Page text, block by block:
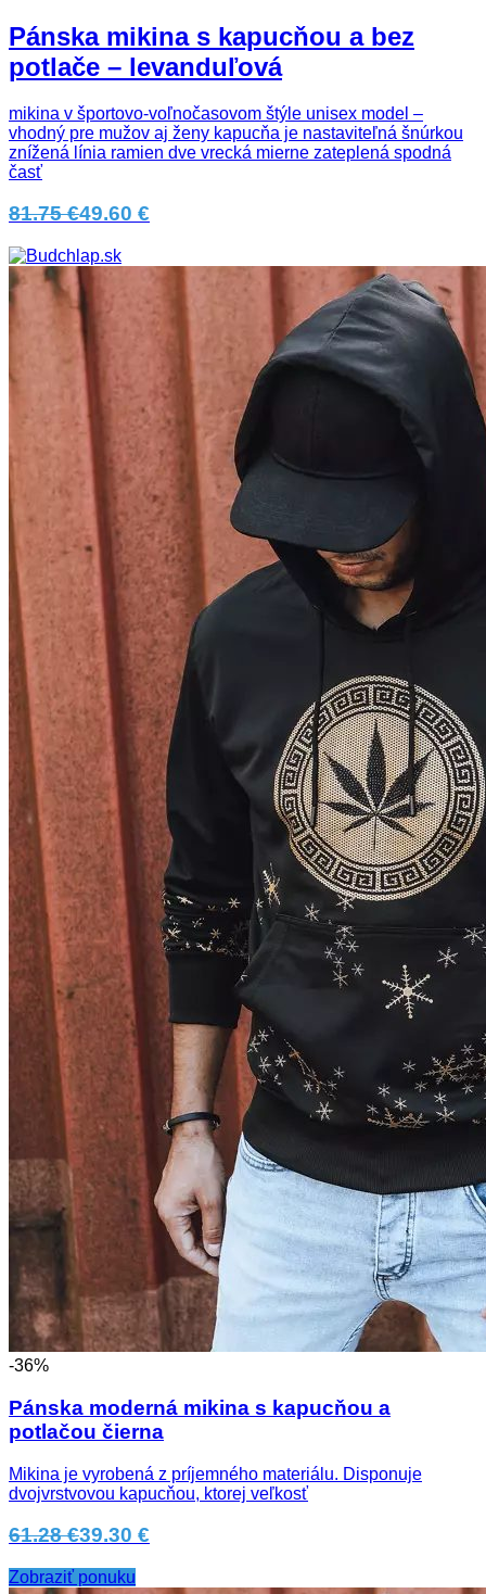
Pánska mikina s kapucňou a bez
potlače – levanduľová
mikina v športovo-voľnočasovom štýle unisex model –
vhodný pre mužov aj ženy kapucňa je nastaviteľná šnúrkou
znížená línia ramien dve vrecká mierne zateplená spodná
časť
81.75 €49.60 €
-36%
Pánska moderná mikina s kapucňou a
potlačou čierna
Mikina je vyrobená z príjemného materiálu. Disponuje
dvojvrstvovou kapucňou, ktorej veľkosť
61.28 €39.30 €
Zobraziť ponuku